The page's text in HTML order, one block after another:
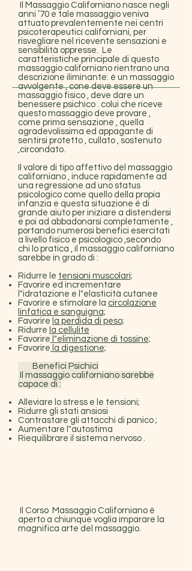
Il Massaggio Californiano nasce negli
anni ’70 e tale massaggio veniva
attuato prevalentemente nei centri
psicoterapeutici californiani, per
risvegliare nel ricevente sensazioni e
sensibilità oppresse. Le
caratteristiche principale di questo
massaggio californiano rientrano una
descrizione iliminante: é un massaggio
avvolgente , cone deve essere un
massaggio fisico , deve dare un
benessere psichico . colui che riceve
questo massaggio deve provare ,
come prima sensazione , quella
agradevolissima ed appagante di
sentirsi protetto , cullato , sostenuto
,circondato.
Il valore di tipo affettivo del massaggio
californiano , induce rapidamente ad
una regressione ad uno status
psicologico come quello della propia
infanzia e questa situazione é di
grande aiuto per iniziare a distendersi
e poi ad abbadonarsi completamente ,
portando numerosi benefici esercitati
a livello fisico e psicologico ,secondo
chi lo pratica , il massaggio californiano
sarebbe in grado di :
Ridurre le tensioni muscolari;
Favorire ed incrementare
l"idratazione e l"elasticità cutanee
Favorire e stimolare la circolazione
linfatica e sanguigna;
Favorire la perdida di peso;
Ridurre la cellulite
Favorire l"eliminazione di tossine;
Favorire la digestione;
Benefici Psichici
Il massaggio californiano sarebbe
capace di :
Alleviare lo stress e le tensioni;
Ridurre gli stati ansiosi
Contrastare gli attacchi di panico ;
Aumentare l"autostima
Riequilibrare il sistema nervoso .
Il Corso Massaggio Californiano è
aperto a chiunque voglia imparare la
magnifica arte del massaggio.